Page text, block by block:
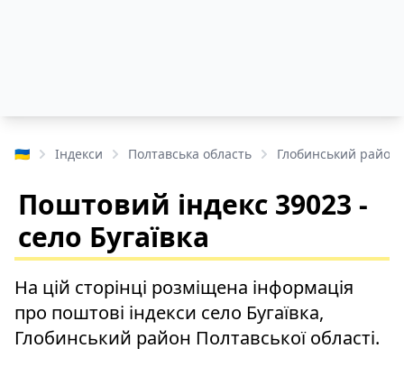
🇺🇦 Індекси Полтавська область Глобинський район
Поштовий індекс 39023 -
село Бугаївка
На цій сторінці розміщена інформація
про поштові індекси село Бугаївка,
Глобинський район Полтавської області.